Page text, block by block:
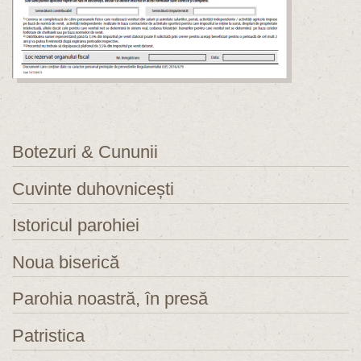
Botezuri & Cununii
Cuvinte duhovnicești
Istoricul parohiei
Noua biserică
Parohia noastră, în presă
Patristica